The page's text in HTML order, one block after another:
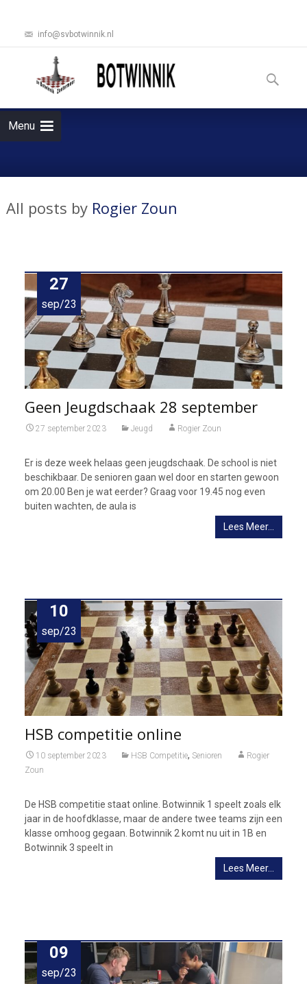
info@svbotwinnik.nl
Menu
naar
de
Zoeken
naar:
All posts by Rogier Zoun
27
sep/23
Geen Jeugdschaak 28 september
27 september 2023 Jeugd Rogier Zoun
Er is deze week helaas geen jeugdschaak. De school is niet
beschikbaar. De senioren gaan wel door en starten gewoon
om 20.00 Ben je wat eerder? Graag voor 19.45 nog even
buiten wachten, de aula is
Lees Meer…
10
sep/23
HSB competitie online
10 september 2023 HSB Competitie, Senioren
Rogier
Zoun
De HSB competitie staat online. Botwinnik 1 speelt zoals elk
jaar in de hoofdklasse, maar de andere twee teams zijn een
klasse omhoog gegaan. Botwinnik 2 komt nu uit in 1B en
Botwinnik 3 speelt in
Lees Meer…
09
sep/23